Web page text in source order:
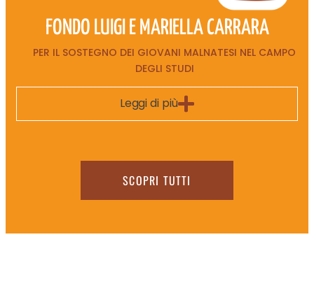
FONDO LUIGI E MARIELLA CARRARA
PER IL SOSTEGNO DEI GIOVANI MALNATESI NEL CAMPO
DEGLI STUDI
Leggi di più
SCOPRI TUTTI